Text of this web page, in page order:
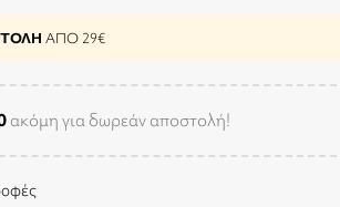
ΑΠΟ 29€
ακόμη για δωρεάν αποστολή!